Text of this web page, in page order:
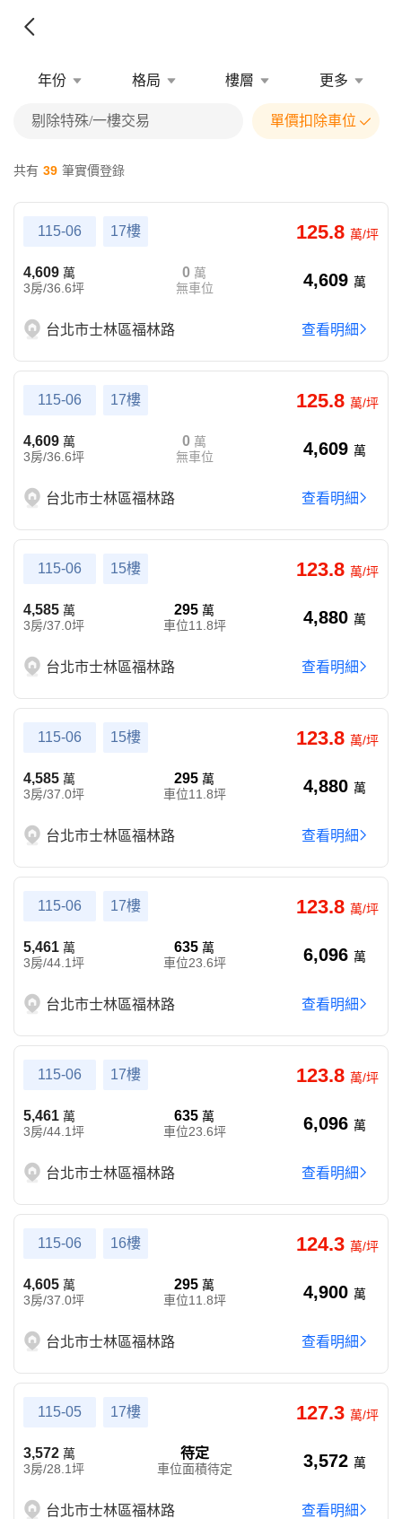
年份 格局 樓層 更多
剔除特殊/一樓交易 單價扣除車位
共有 39 筆實價登錄
115-06 17樓 125.8 萬/坪
4,609 萬
3房/36.6坪
0 萬
無車位
4,609 萬
台北市士林區福林路 查看明細
115-06 17樓 125.8 萬/坪
4,609 萬
3房/36.6坪
0 萬
無車位
4,609 萬
台北市士林區福林路 查看明細
115-06 15樓 123.8 萬/坪
4,585 萬
3房/37.0坪
295萬
車位11.8坪
4,880 萬
台北市士林區福林路 查看明細
115-06 15樓 123.8 萬/坪
4,585 萬
3房/37.0坪
295萬
車位11.8坪
4,880 萬
台北市士林區福林路 查看明細
115-06 17樓 123.8 萬/坪
5,461 萬
3房/44.1坪
635萬
車位23.6坪
6,096 萬
台北市士林區福林路 查看明細
115-06 17樓 123.8 萬/坪
5,461 萬
3房/44.1坪
635萬
車位23.6坪
6,096 萬
台北市士林區福林路 查看明細
115-06 16樓 124.3 萬/坪
4,605 萬
3房/37.0坪
295萬
車位11.8坪
4,900 萬
台北市士林區福林路 查看明細
115-05 17樓 127.3 萬/坪
3,572 萬
3房/28.1坪
待定
車位面積待定 3,572 萬
台北市士林區福林路 查看明細